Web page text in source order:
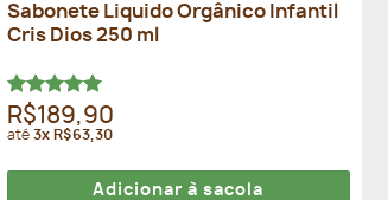
Sabonete Liquido Orgânico Infantil
Cris Dios 250 ml
Avaliação
5.00de 5
R$189,90
até3x R$63,30
Adicionar à sacola